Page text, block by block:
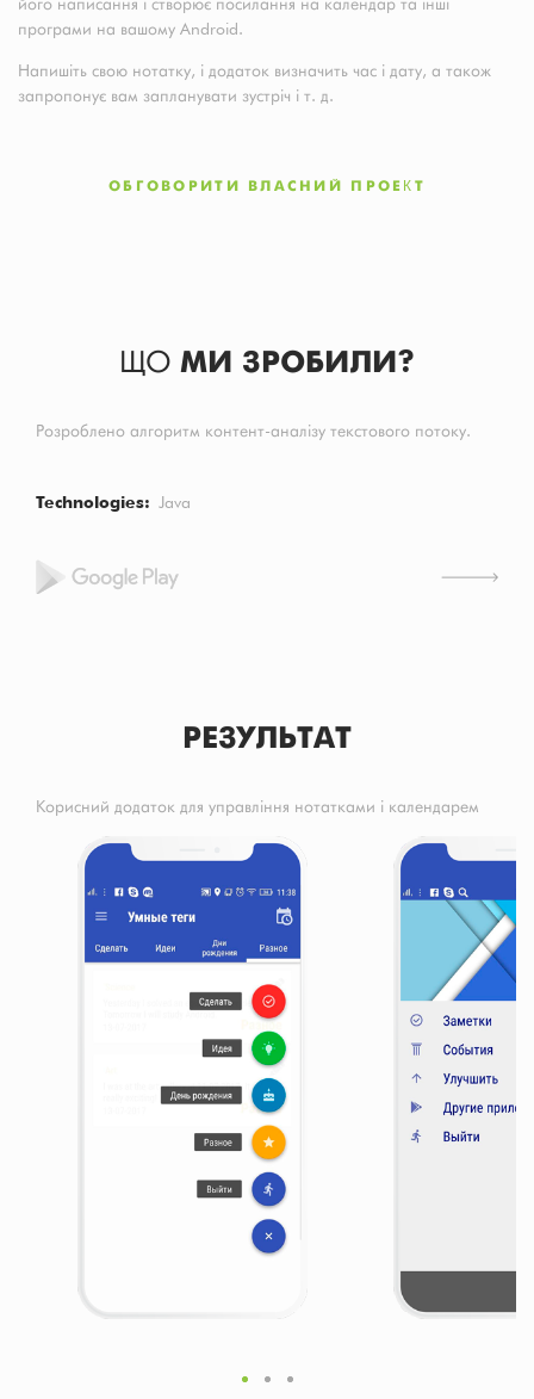
програми на вашому Android.
Напишіть свою нотатку, і додаток визначить час і дату, а також
запропонує вам запланувати зустріч і т. д.
ОБГОВОРИТИ ВЛАСНИЙ ПРОЕКТ
ЩО МИ ЗРОБИЛИ?
Розроблено алгоритм контент-аналізу текстового потоку.
Technologies Java
РЕЗУЛЬТАТ
Корисний додаток для управління нотатками і календарем